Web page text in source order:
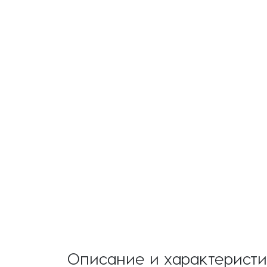
Описание и